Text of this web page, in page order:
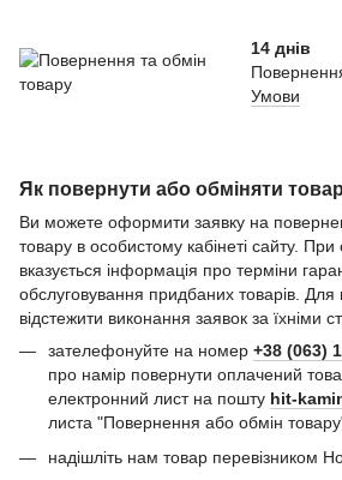
14 днів
Умови
Як повернути або обміняти
Ви можете оформити заявку на
товару в особистому кабінеті сайту.
вказується інформація про терміни
обслуговування придбаних товарів. Для
відстежити виконання заявок за їхніми
зателефонуйте на номер +38 (063)
про намір повернути оплачений
електронний лист на пошту hit-
листа "Повернення або обмін
надішліть нам товар перевізником